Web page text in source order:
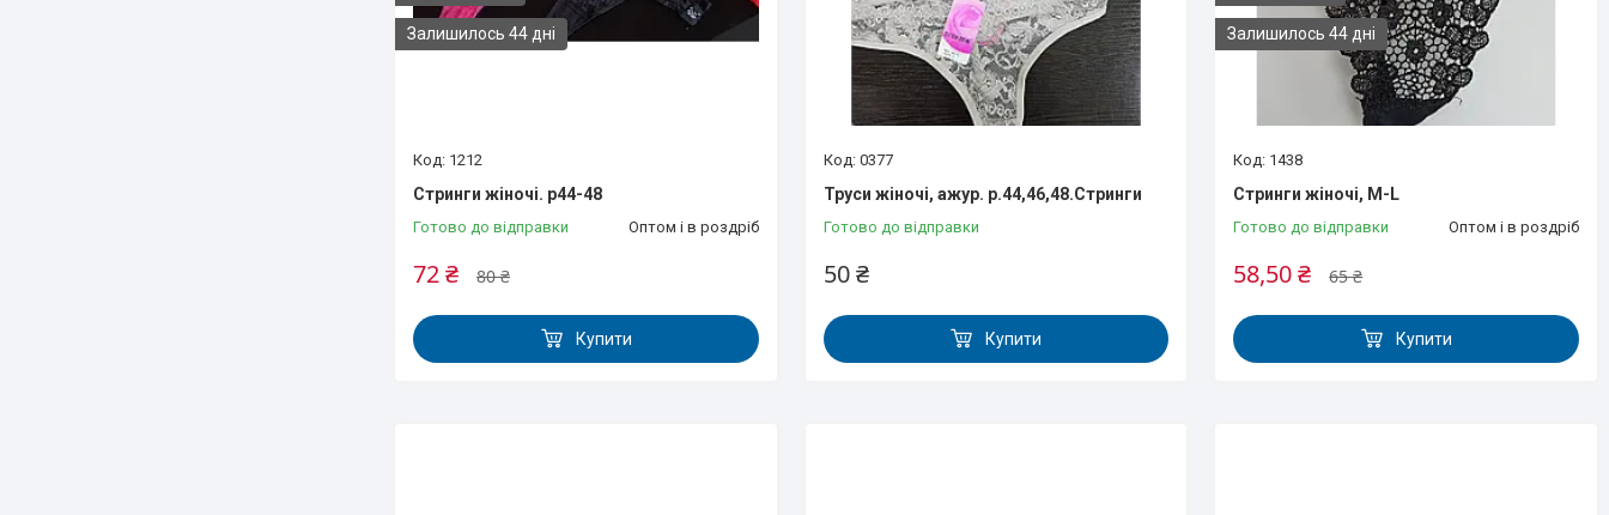
Залишилось 44 дні
1212
Стринги жіночі. р44-48
Готово до відправки Оптом і в роздріб
80 ₴
72 ₴
Купити
0377
Труси жіночі, ажур. р.44,46,48.Стринги
Готово до відправки
50 ₴
Купити
Залишилось 44 дні
1438
Стринги жіночі, M-L
Готово до відправки Оптом і в роздріб
65 ₴
58,50 ₴
Купити